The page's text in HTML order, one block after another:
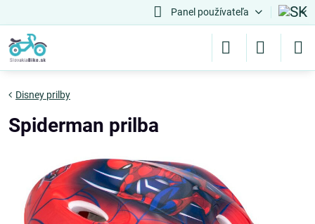
Panel používateľa
Disney prilby
Spiderman prilba